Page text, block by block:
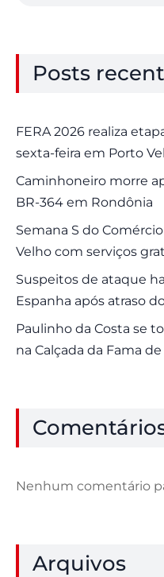
Posts
FERA 2026 realiza
sexta-feira em Porto
Caminhoneiro morre
BR-364 em Rondônia
Semana S do
Velho com serviços
Suspeitos de ataque
Espanha após atraso
Paulinho da Costa se
na Calçada da Fama
Nenhum comentário
Arquivos